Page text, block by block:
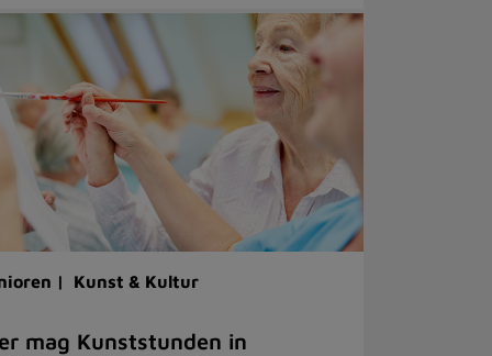
| Kunst & Kultur
mag Kunststunden in